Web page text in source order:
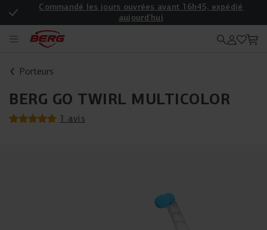
Commandé les jours ouvrées avant 16h45, expédié
aujourd'hui
Porteurs
BERG GO TWIRL MULTICOLOR
1 avis